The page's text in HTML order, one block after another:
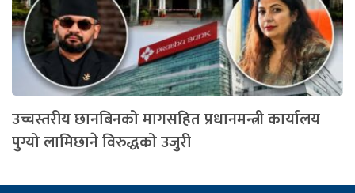
उच्चस्तरीय छानबिनको मागसहित प्रधानमन्त्री कार्यालय
पुग्यो लामिछाने विरुद्धको उजुरी